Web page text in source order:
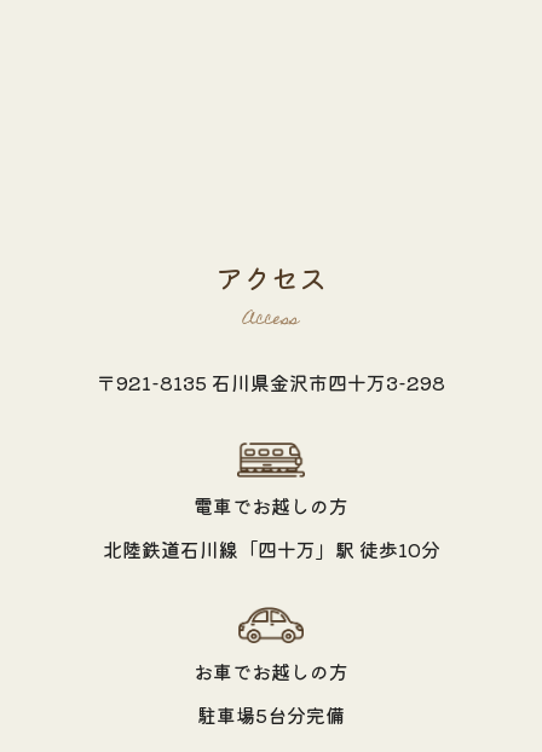
アクセス
Access
〒921-8135 石川県金沢市四十万3-298
電車でお越しの方
北陸鉄道石川線「四十万」駅 徒歩10分
お車でお越しの方
駐車場5台分完備